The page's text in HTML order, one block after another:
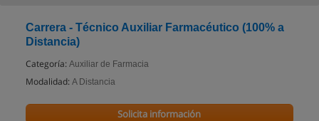
Carrera - Técnico Auxiliar Farmacéutico (100% a
Distancia)
Categoría: Auxiliar de Farmacia
Modalidad: A Distancia
Solicita información